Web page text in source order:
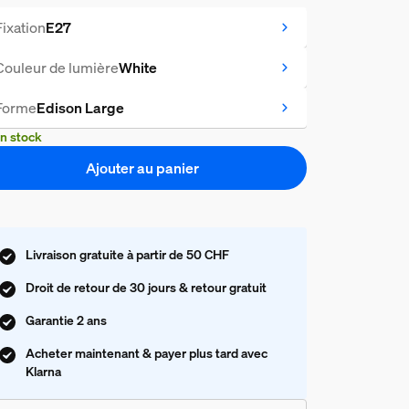
E27
de lumièreWhite
Edison Large
stock
Ajouter au panier
Livraison gratuite à partir de 50 CHF
Droit de retour de 30 jours & retour gratuit
Garantie 2 ans
Acheter maintenant & payer plus tard avec
Klarna